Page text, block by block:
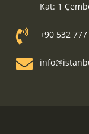
Kat: 1
+90 532